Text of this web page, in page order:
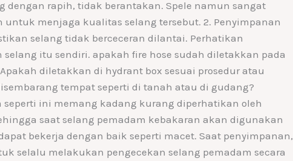
dengan rapih, tidak berantakan. Spele namun sangat
untuk menjaga kualitas selang tersebut. 2. Penyimpanan
selang tidak berceceran dilantai. Perhatikan
selang itu sendiri. apakah fire hose sudah diletakkan pada
diletakkan di hydrant box sesuai prosedur atau
tempat seperti di tanah atau di gudang?
seperti ini memang kadang kurang diperhatikan oleh
saat selang pemadam kebakaran akan digunakan
bekerja dengan baik seperti macet. Saat penyimpanan,
selalu melakukan pengecekan selang pemadam secara